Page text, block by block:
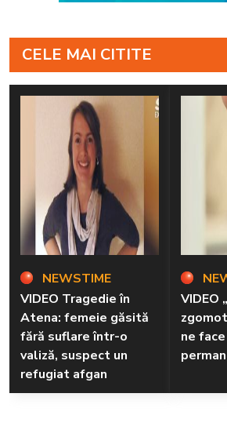
CELE MAI CITITE
NEWSTIME
VIDEO Tragedie în
Atena: femeie găsită
fără suflare într-o
valiză, suspect un
refugiat afgan
VIDEO
ne